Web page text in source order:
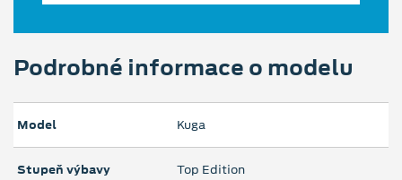
Podrobné informace o modelu
Model Kuga
Stupeň výbavy Top Edition